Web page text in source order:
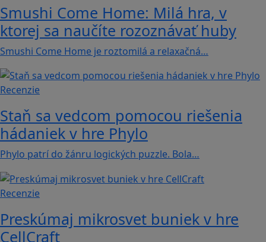
Smushi Come Home: Milá hra, v
ktorej sa naučíte rozoznávať huby
Smushi Come Home je roztomilá a relaxačná…
Recenzie
Staň sa vedcom pomocou riešenia
hádaniek v hre Phylo
Phylo patrí do žánru logických puzzle. Bola…
Recenzie
Preskúmaj mikrosvet buniek v hre
CellCraft